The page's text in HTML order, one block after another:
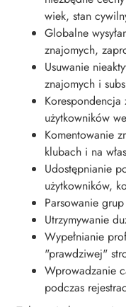
wiek, stan
Globalne
znajomych,
Usuwanie
znajomych i
użytkowników
Komentowanie
klubach i na
Udostępnianie
użytkowników,
Parsowanie
Utrzymywanie
Wypełnianie
"prawdziwej"
Wprowadzanie
podczas